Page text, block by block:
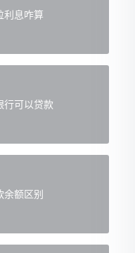
利息咋算
行可以贷款
余额区别